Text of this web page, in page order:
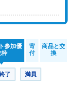
参加優
枠
寄
付
商品と交
換
了 満員